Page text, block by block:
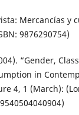
Mercancías y
9876290754)
“Gender,
in
4, 1 (March):